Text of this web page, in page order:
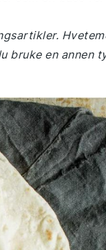
bruke en annen